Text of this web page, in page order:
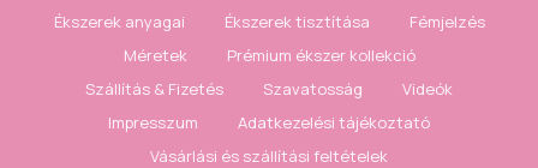
Ékszerek anyagai
Ékszerek tisztítása
Fémjelzés
Méretek
Prémium ékszer kollekció
Szállítás & Fizetés
Szavatosság
Videók
Impresszum
Adatkezelési tájékoztató
Vásárlási és szállítási feltételek